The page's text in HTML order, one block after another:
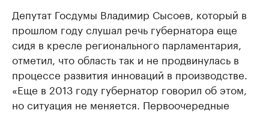
Депутат Госдумы Владимир Сысоев, который в
прошлом году слушал речь губернатора еще
сидя в кресле регионального парламентария,
отметил, что область так и не продвинулась в
процессе развития инноваций в производстве.
«Еще в 2013 году губернатор говорил об этом,
но ситуация не меняется. Первоочередные